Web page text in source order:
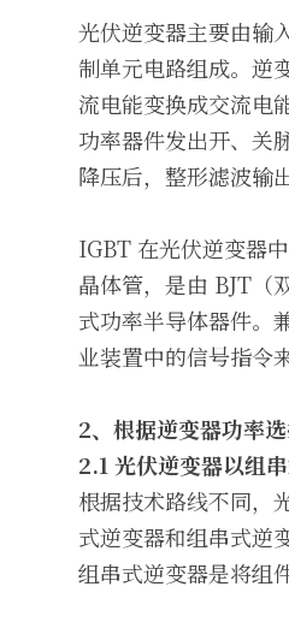
光伏逆变器主要由输
制单元电路组成。逆
流电能变换成交流电
功率器件发出开、关
降压后，整形滤波输
IGBT 在光伏逆变器
晶体管，是由 BJT（
式功率半导体器件。
业装置中的信号指令
2、根据逆变器功率
2.1 光伏逆变器以组
根据技术路线不同，
式逆变器和组串式逆
组串式逆变器是将组